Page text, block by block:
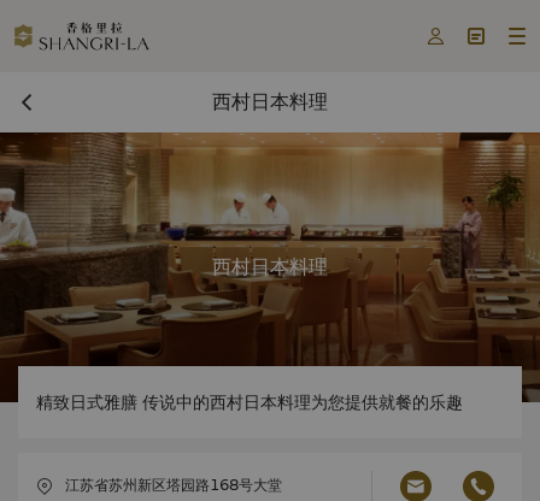
  
西村日本料理
西村日本料理
精致日式雅膳 传说中的西村日本料理为您提供就餐的乐趣
江苏省苏州新区塔园路168号大堂